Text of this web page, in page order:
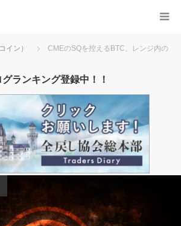
イン）
CMEのSQを控えるBTC、レンジ内の
グランキング登録中！！